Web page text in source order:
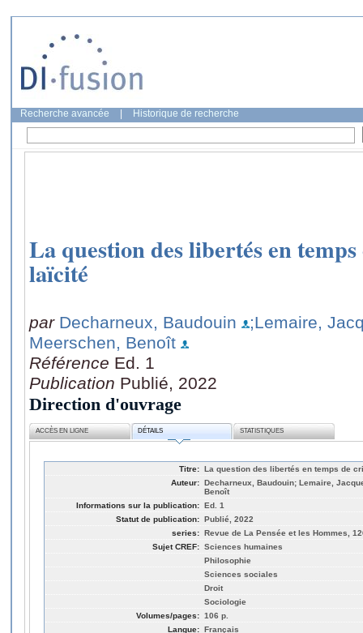
Recherche avancée Historique de recherche
La question des libertés en
laïcité
par Decharneux, Baudouin
;Lemaire,
Meerschen, Benoît
Référence Ed. 1
Publication Publié, 2022
Direction d'ouvrage
ACCÈS EN LIGNE DÉTAILS STATISTIQUES
Titre: La question des libertés en temps de
Auteur: Decharneux, Baudouin; Lemaire,
Benoît
Informations sur la publication: Ed. 1
Statut de publication: Publié, 2022
series: Revue de La Pensée et les Hommes,
Sujet CREF: Sciences humaines
Philosophie
Sciences sociales
Droit
Sociologie
Volumes/pages: 106 p.
Langue: Français